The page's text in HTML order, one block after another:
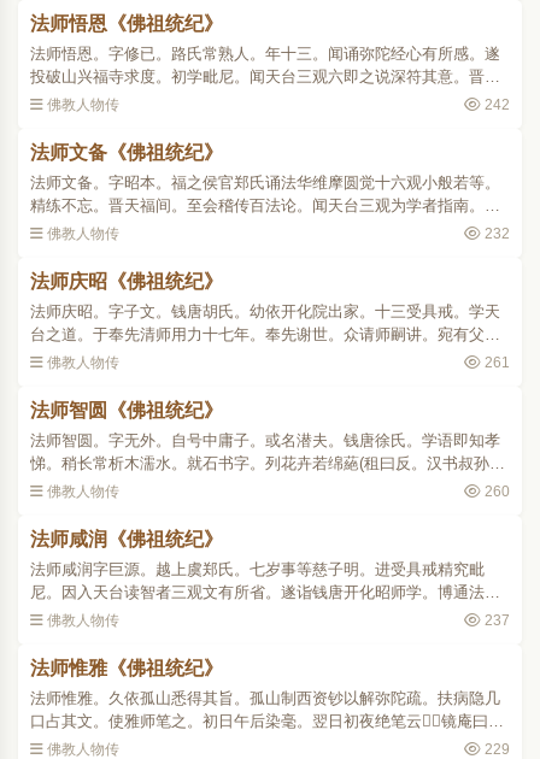
法师悟恩《佛祖统纪》
法师悟恩。字修已。路氏常熟人。年十三。闻诵弥陀经心有所感。遂
投破山兴福寺求度。初学毗尼。闻天台三观六即之说深符其意。晋开
运初。造钱唐慈光因师室。因讲次覆述剖析幽微。时称义虎。及继踵
佛教人物传 242
法师文备《佛祖统纪》
法师文备。字昭本。福之侯官郑氏诵法华维摩圆觉十六观小般若等。
精练不忘。晋天福间。至会稽传百法论。闻天台三观为学者指南。遂
来谒因师昼夜研心。凡法华净名光明疏句止观诸文。悉洞其旨。每与
佛教人物传 232
法师庆昭《佛祖统纪》
法师庆昭。字子文。钱唐胡氏。幼依开化院出家。十三受具戒。学天
台之道。于奉先清师用力十七年。奉先谢世。众请师嗣讲。宛有父师
之风。未几徙居石壁。属城南梵天。遇明舍所居为讲院。师徇请来
佛教人物传 261
法师智圆《佛祖统纪》
法师智圆。字无外。自号中庸子。或名潜夫。钱唐徐氏。学语即知孝
悌。稍长常析木濡水。就石书字。列花卉若绵蕝(租曰反。汉书叔孙通
治朝仪。为绵蕝野外习之。注云绵蕝者。束茅表位也)戏为讲训之状。
佛教人物传 260
法师咸润《佛祖统纪》
法师咸润字巨源。越上虞郑氏。七岁事等慈子明。进受具戒精究毗
尼。因入天台读智者三观文有所省。遂诣钱唐开化昭师学。博通法华
净名涅槃楞严之旨。昭师敬其夙成俾之分座。及昭师赴梵天。复令自
佛教人物传 237
法师惟雅《佛祖统纪》
法师惟雅。久依孤山悉得其旨。孤山制西资钞以解弥陀疏。扶病隐几
口占其文。使雅师笔之。初日午后染毫。翌日初夜绝笔云镜庵曰。
孤山以高世之才弥天之笔。著十疏以通经。述诸钞以解疏。其于翼赞
佛教人物传 229